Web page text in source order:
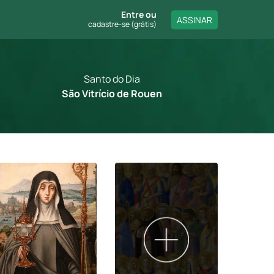
Entreou
cadastre-se (grátis) ASSINAR
Santo do Dia
São Vitrício de Rouen